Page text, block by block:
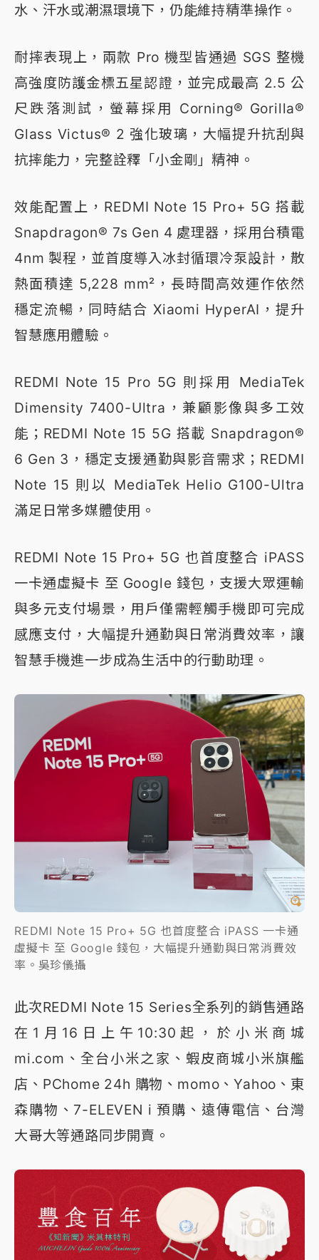
水、汗水或潮濕環境下，仍能維持精準操作。
耐摔表現上，兩款 Pro 機型皆通過 SGS 整機
高強度防護金標五星認證，並完成最高 2.5 公
尺跌落測試，螢幕採用 Corning® Gorilla®
Glass Victus® 2 強化玻璃，大幅提升抗刮與
抗摔能力，完整詮釋「小金剛」精神。
效能配置上，REDMI Note 15 Pro+ 5G 搭載
Snapdragon® 7s Gen 4 處理器，採用台積電
4nm 製程，並首度導入冰封循環冷泵設計，散
熱面積達 5,228 mm²，長時間高效運作依然
穩定流暢，同時結合 Xiaomi HyperAI，提升
智慧應用體驗。
REDMI Note 15 Pro 5G 則採用 MediaTek
Dimensity 7400-Ultra，兼顧影像與多工效
能；REDMI Note 15 5G 搭載 Snapdragon®
6 Gen 3，穩定支援通勤與影音需求；REDMI
Note 15 則以 MediaTek Helio G100-Ultra
滿足日常多媒體使用。
REDMI Note 15 Pro+ 5G 也首度整合 iPASS
一卡通虛擬卡 至 Google 錢包，支援大眾運輸
與多元支付場景，用戶僅需輕觸手機即可完成
感應支付，大幅提升通勤與日常消費效率，讓
智慧手機進一步成為生活中的行動助理。
REDMI Note 15 Pro+ 5G 也首度整合 iPASS 一卡通
虛擬卡 至 Google 錢包，大幅提升通勤與日常消費效
率。吳珍儀攝
此次REDMI Note 15 Series全系列的銷售通路
在1月16日上午10:30起，於小米商城
mi.com、全台小米之家、蝦皮商城小米旗艦
店、PChome 24h 購物、momo、Yahoo、東
森購物、7-ELEVEN i 預購、遠傳電信、台灣
大哥大等通路同步開賣。